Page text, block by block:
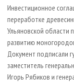
ДЕРЕВЯННОЕ
ПРОИЗВОДСТВО
БИОЭНЕРГЕТИКА
ЦБП
МОБИЛЬНЫЕ
ОФИЦИАЛЬНЫЕ
ПРИОРИТЕТНЫЕ
RUSSIAN
ГАЗЕТА
РЕКЛАМА НА
Инвестиционное
переработке
Ульяновской области
развитию
Документ подписали
заместитель
Игорь Рябиков и